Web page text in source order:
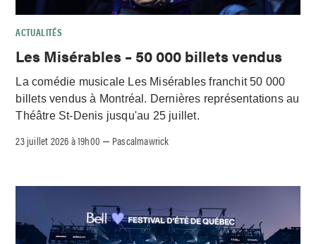
ACTUALITÉS
Les Misérables – 50 000 billets vendus
La comédie musicale Les Misérables franchit 50 000
billets vendus à Montréal. Dernières représentations au
Théâtre St-Denis jusqu'au 25 juillet.
23 juillet 2026 à 19h00 – Pascalmawrick